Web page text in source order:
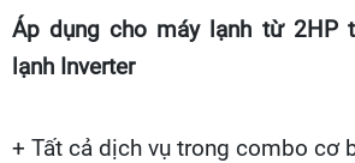
Áp dụng cho máy lạnh từ 2HP
lạnh Inverter
+ Tất cả dịch vụ trong combo cơ